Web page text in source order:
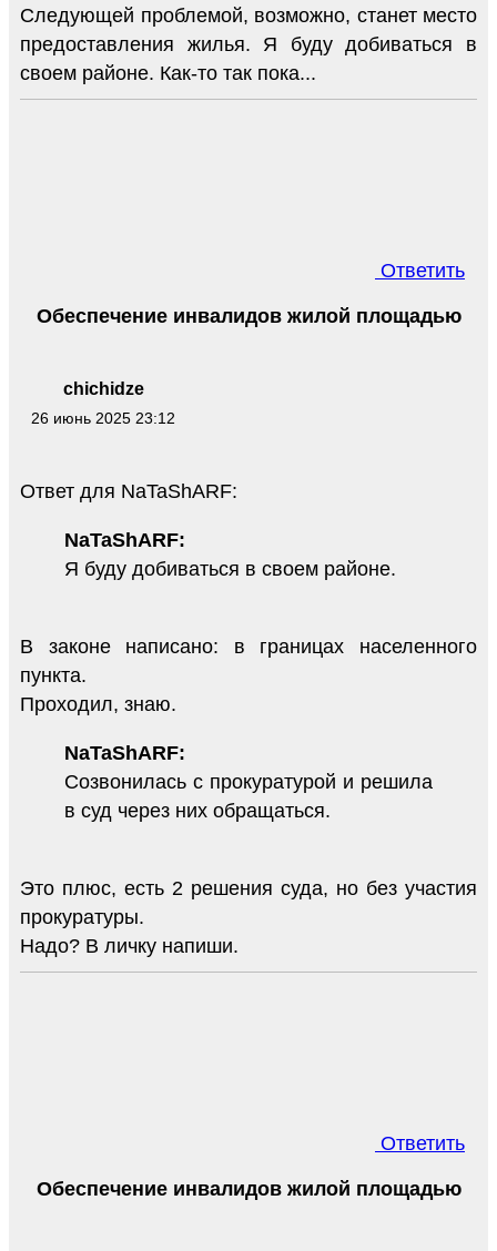
Следующей проблемой, возможно, станет место
предоставления жилья. Я буду добиваться в
своем районе. Как-то так пока...
Ответить
chichidze
26 июнь 2025 23:12
Обеспечение инвалидов жилой площадью
Ответ для NaTaShARF:
NaTaShARF:
Я буду добиваться в своем районе.
В законе написано: в границах населенного
пункта.
Проходил, знаю.
NaTaShARF:
Созвонилась с прокуратурой и решила
в суд через них обращаться.
Это плюс, есть 2 решения суда, но без участия
прокуратуры.
Надо? В личку напиши.
Ответить
Обеспечение инвалидов жилой площадью